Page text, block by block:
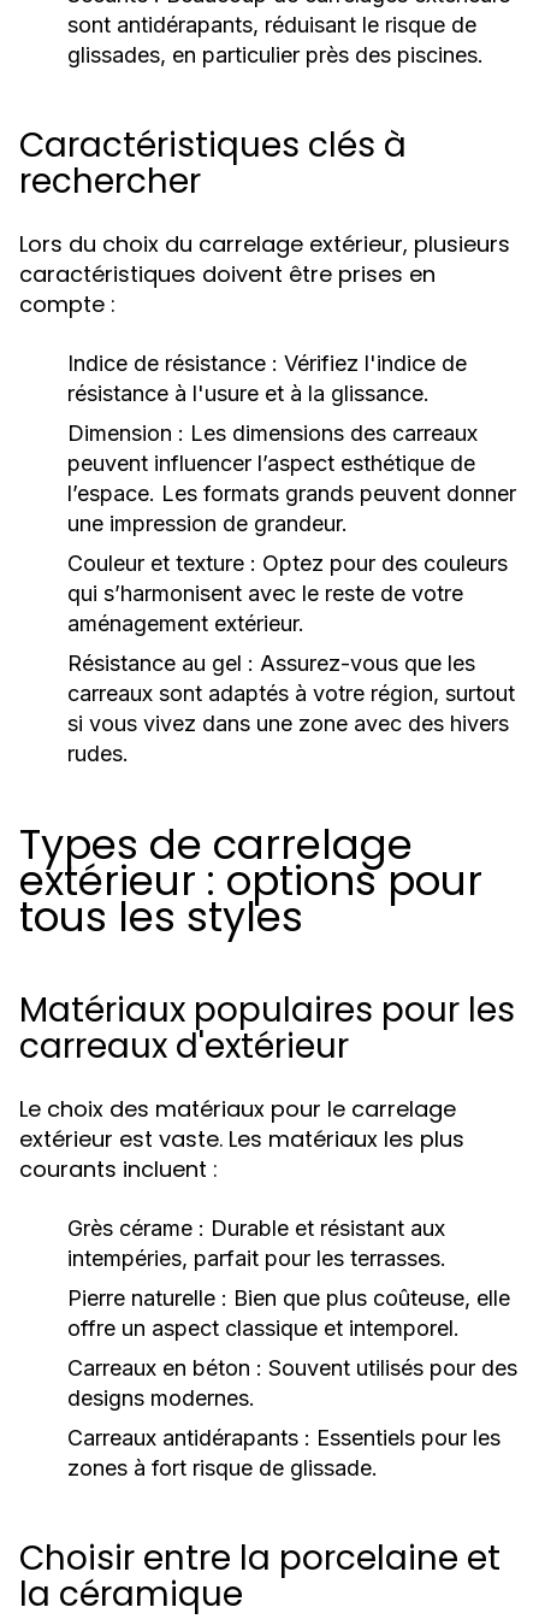
sont antidérapants, réduisant le risque de
glissades, en particulier près des piscines.
Caractéristiques clés à
rechercher
Lors du choix du carrelage extérieur, plusieurs
caractéristiques doivent être prises en
compte :
Indice de résistance : Vérifiez l'indice de
résistance à l'usure et à la glissance.
Dimension : Les dimensions des carreaux
peuvent influencer l’aspect esthétique de
l’espace. Les formats grands peuvent donner
une impression de grandeur.
Couleur et texture : Optez pour des couleurs
qui s’harmonisent avec le reste de votre
aménagement extérieur.
Résistance au gel : Assurez-vous que les
carreaux sont adaptés à votre région, surtout
si vous vivez dans une zone avec des hivers
rudes.
Types de carrelage
extérieur : options pour
tous les styles
Matériaux populaires pour les
carreaux d'extérieur
Le choix des matériaux pour le carrelage
extérieur est vaste. Les matériaux les plus
courants incluent :
Grès cérame : Durable et résistant aux
intempéries, parfait pour les terrasses.
Pierre naturelle : Bien que plus coûteuse, elle
offre un aspect classique et intemporel.
Carreaux en béton : Souvent utilisés pour des
designs modernes.
Carreaux antidérapants : Essentiels pour les
zones à fort risque de glissade.
Choisir entre la porcelaine et
la céramique